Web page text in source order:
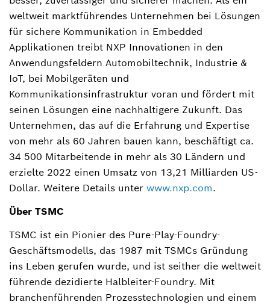
weltweit marktführendes Unternehmen bei Lösungen
für sichere Kommunikation in Embedded
Applikationen treibt NXP Innovationen in den
Anwendungsfeldern Automobiltechnik, Industrie &
IoT, bei Mobilgeräten und
Kommunikationsinfrastruktur voran und fördert mit
seinen Lösungen eine nachhaltigere Zukunft. Das
Unternehmen, das auf die Erfahrung und Expertise
von mehr als 60 Jahren bauen kann, beschäftigt ca.
34 500 Mitarbeitende in mehr als 30 Ländern und
erzielte 2022 einen Umsatz von 13,21 Milliarden US-
Dollar. Weitere Details unter www.nxp.com.
Über TSMC
TSMC ist ein Pionier des Pure-Play-Foundry-
Geschäftsmodells, das 1987 mit TSMCs Gründung
ins Leben gerufen wurde, und ist seither die weltweit
führende dezidierte Halbleiter-Foundry. Mit
branchenführenden Prozesstechnologien und einem